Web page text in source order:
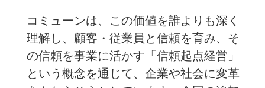
コミューンは、この価値を誰よりも深く
理解し、顧客・従業員と信頼を育み、そ
の信頼を事業に活かす「信頼起点経営」
という概念を通じて、企業や社会に変革